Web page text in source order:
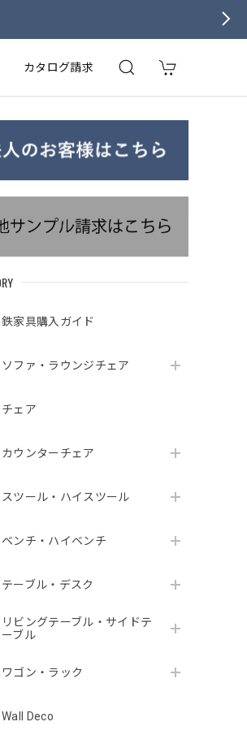
カタログ請求
鉄家具購入ガイド
ソファ・ラウンジチェア
チェア
カウンターチェア
スツール・ハイスツール
ベンチ・ハイベンチ
テーブル・デスク
リビングテーブル・サイドテ
ーブル
ワゴン・ラック
Wall Deco